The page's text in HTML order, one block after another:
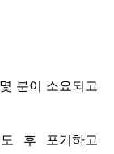
분이 소요되고
후 포기하고